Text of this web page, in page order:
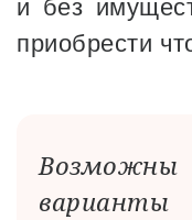
и без
приобрести
варианты